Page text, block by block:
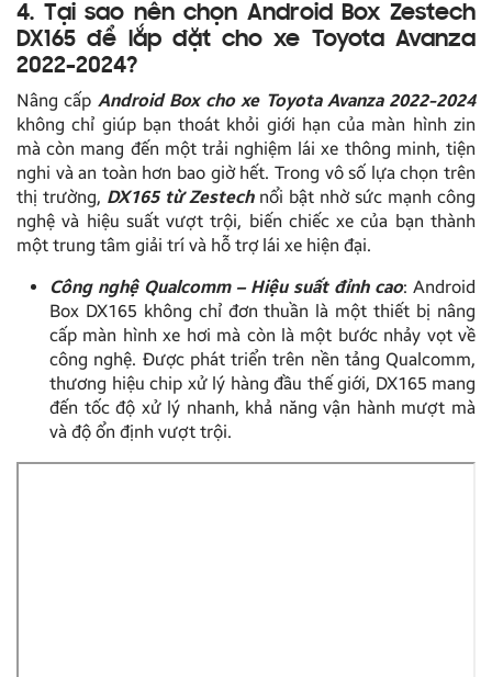
4. Tại sao nên chọn Android Box Zestech
DX165 để lắp đặt cho xe Toyota Avanza
2022-2024?
Nâng cấp Android Box cho xe Toyota Avanza 2022-2024
không chỉ giúp bạn thoát khỏi giới hạn của màn hình zin
mà còn mang đến một trải nghiệm lái xe thông minh, tiện
nghi và an toàn hơn bao giờ hết. Trong vô số lựa chọn trên
thị trường, DX165 từ Zestechnổi bật nhờ sức mạnh công
nghệ và hiệu suất vượt trội, biến chiếc xe của bạn thành
một trung tâm giải trí và hỗ trợ lái xe hiện đại.
Công nghệ Qualcomm – Hiệu suất đỉnh cao: Android
Box DX165 không chỉ đơn thuần là một thiết bị nâng
cấp màn hình xe hơi mà còn là một bước nhảy vọt về
công nghệ. Được phát triển trên nền tảng Qualcomm,
thương hiệu chip xử lý hàng đầu thế giới, DX165 mang
đến tốc độ xử lý nhanh, khả năng vận hành mượt mà
và độ ổn định vượt trội.